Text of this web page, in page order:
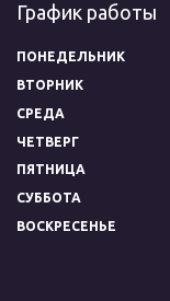
График работы
ПОНЕДЕЛЬНИК
ВТОРНИК
СРЕДА
ЧЕТВЕРГ
ПЯТНИЦА
СУББОТА
ВОСКРЕСЕНЬЕ